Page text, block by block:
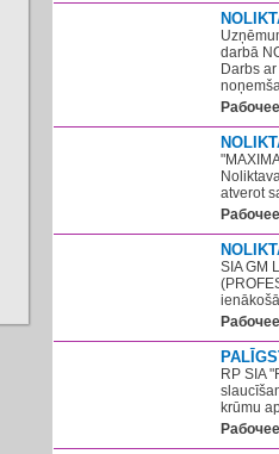
darbā
Darbs
atverot
SIA GM
RP SIA
krūmu